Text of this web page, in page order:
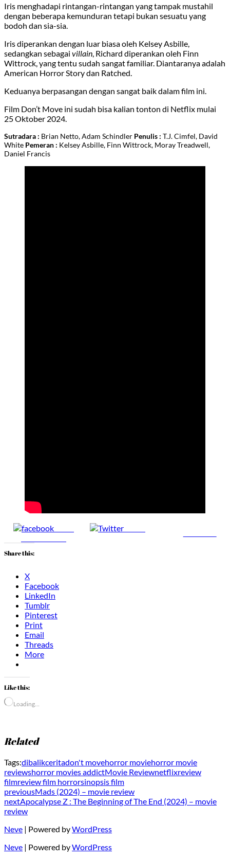
Iris menghadapi rintangan-rintangan yang tampak mustahil
dengan beberapa kemunduran tetapi bukan sesuatu yang
bodoh dan sia-sia.
Iris diperankan dengan luar biasa oleh Kelsey Asbille,
sedangkan sebagai villain , Richard diperankan oleh Finn
Wittrock, yang tentu sudah sangat familiar. Diantaranya adalah
American Horror Story dan Ratched.
Keduanya berpasangan dengan sangat baik dalam film ini.
Film Don’t Move ini sudah bisa kalian tonton di Netflix mulai
25 Oktober 2024.
Sutradara : Brian Netto, Adam Schindler Penulis : T.J. Cimfel, David
White Pemeran : Kelsey Asbille, Finn Wittrock, Moray Treadwell,
Daniel Francis
Share this:
X
Facebook
LinkedIn
Tumblr
Pinterest
Print
Email
Threads
More
Like this:
Loading…
Related
Tags:dibalikceritadon't movehorror moviehorror movie
reviewshorror movies addictMovie Reviewnetflixreview
filmreview film horrorsinopsis film
previousMads (2024) – movie review
nextApocalypse Z : The Beginning of The End (2024) – movie
review
Neve | Powered byWordPress
Neve | Powered byWordPress